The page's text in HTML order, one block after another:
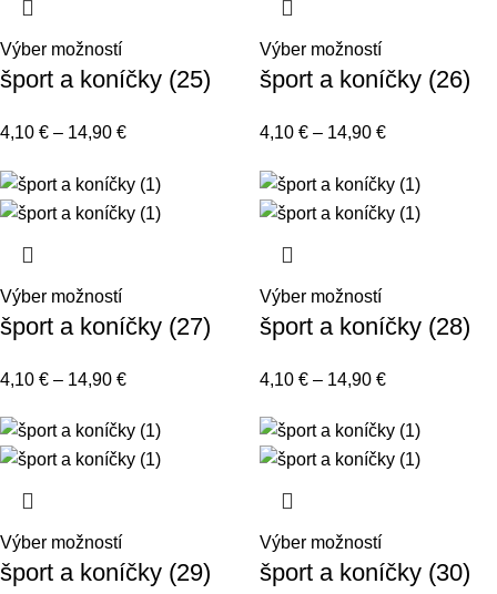
Výber možností
šport a koníčky (25)
4,10 € – 14,90 €
Výber možností
šport a koníčky (26)
4,10 € – 14,90 €
Výber možností
šport a koníčky (27)
4,10 € – 14,90 €
Výber možností
šport a koníčky (28)
4,10 € – 14,90 €
Výber možností
šport a koníčky (29)
Výber možností
šport a koníčky (30)